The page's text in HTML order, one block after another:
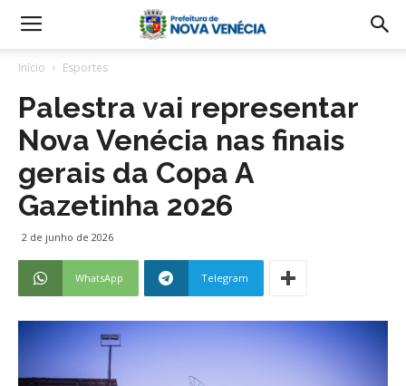
Início Esportes
Palestra vai representar
Nova Venécia nas finais
gerais da Copa A
Gazetinha 2026
2 de junho de 2026
WhatsApp Telegram